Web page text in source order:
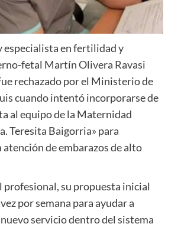
especialista en fertilidad y
fetal Martín Olivera Ravasi
rechazado por el Ministerio de
cuando intentó incorporarse de
al equipo de la Maternidad
Teresita Baigorria» para
atención de embarazos de alto
profesional, su propuesta inicial
por semana para ayudar a
servicio dentro del sistema